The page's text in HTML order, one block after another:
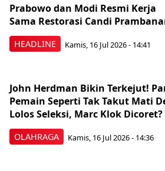
HEADLINE
Prabowo dan Modi Resmi Kerja
Sama Restorasi Candi
Kamis, 16 Jul 2026 - 14:41
OLAHRAGA
John Herdman Bikin Terkejut!
Pemain Seperti Tak Takut Mati
Lolos Seleksi, Marc Klok Dicoret?
Kamis, 16 Jul 2026 - 14:36